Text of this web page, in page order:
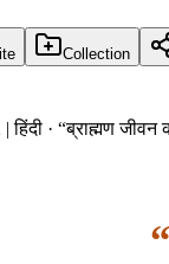
Collection
· “ब्राह्मण जीवन